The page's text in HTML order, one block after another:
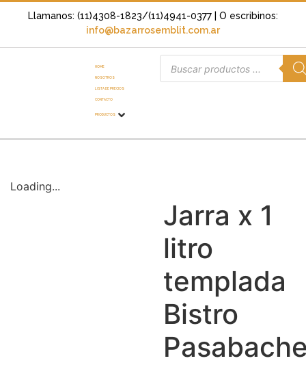
Llamanos: (11)4308-1823/(11)4941-0377
| O escribinos:
info@bazarrosemblit.com.ar
HOME
NOSOTROS
LISTA DE PRECIOS
CONTACTO
PRODUCTOS
Loading...
Jarra x 1
litro
templada
Bistro